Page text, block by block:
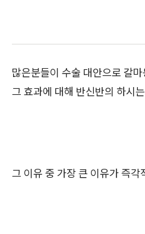
많은분들이 수술 대안으로 갈
그 효과에 대해 반신반의 하시
그 이유 중 가장 큰 이유가 즉각